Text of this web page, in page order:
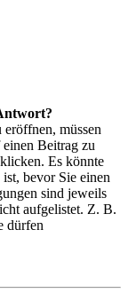
müssen
Beitrag zu
Es könnte
bevor Sie einen
sind jeweils
aufgelistet. Z. B.
dürfen